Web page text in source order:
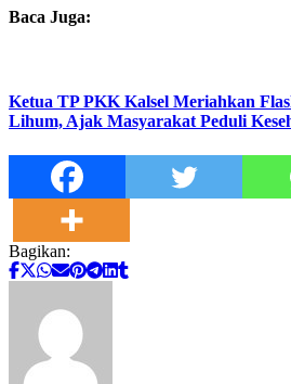
Baca Juga:
Ketua TP PKK Kalsel Meriahkan
Lihum, Ajak Masyarakat Peduli
Bagikan: